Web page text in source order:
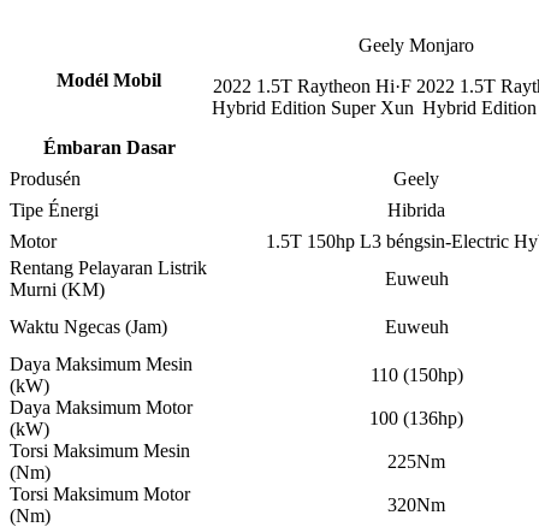
Modél Mobil
Geely Monjaro
2022 1.5T Raytheon Hi·F
Hybrid Edition Super Xun
2022 1.5T
Hybrid Edition
Émbaran Dasar
Produsén
Geely
Tipe Énergi
Hibrida
Motor
1.5T 150hp L3 béngsin-Electric
Rentang Pelayaran Listrik
Murni (KM)
Euweuh
Waktu Ngecas (Jam)
Euweuh
Daya Maksimum Mesin
(kW)
110 (150hp)
Daya Maksimum Motor
(kW)
100 (136hp)
Torsi Maksimum Mesin
(Nm)
225Nm
Torsi Maksimum Motor
(Nm)
320Nm